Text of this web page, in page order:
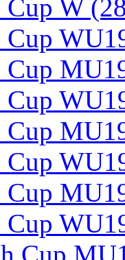
Cup W
Cup
Cup
Cup
Cup
Cup
Cup
Cup
Cup